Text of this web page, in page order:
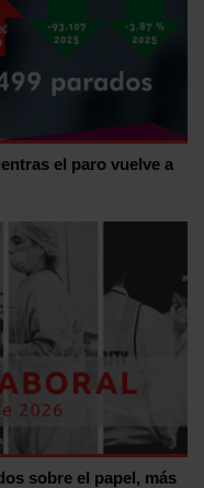
el paro vuelve a
sobre el papel, más